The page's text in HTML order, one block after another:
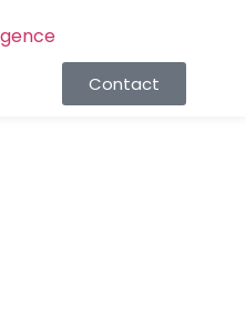
Contact